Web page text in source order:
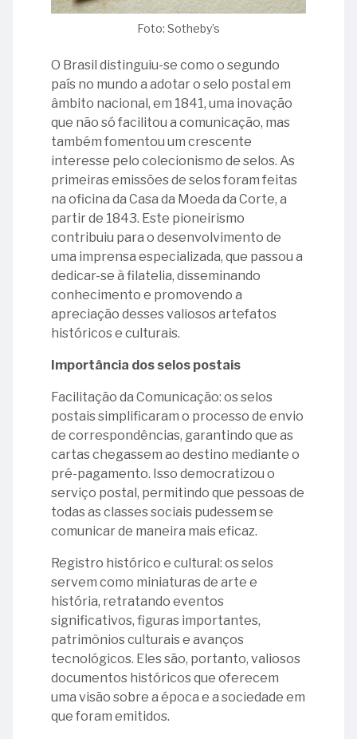
da
Silva
28
-
Ministro
Dídimo
Agapito
da
Veiga
Associação
do
Tribunal
de
Contas
da
União
-
ASTCU
22
-
A
Voz
do
Brasil:
anos
de
história
e
compromisso
com
a
comunicação
pública
23
-
Ministro
Ewald
Sizenando
Pinheiro
27
-
de
23
-
Dia
Internacional
da
Língua
de
Sinais
29
-
Doação
do
quadro
à
Presidência
-
Souza
Martins
04
-
Ministro
Ruben
Rosa
05
-
Constituição
da
República
Federativa
Brasil
08
-
TCU:
melhor
instituição
pública
para
trabalhar
11
-
Bandeira
do
Tribunal
de
Contas
Novembro
-
Ministro
Manoel
Francisco
Correia
05
-
Aniversário
de
Nascimento
de
Ruy
Barbosa
-
Inauguração
do
Espaço
Cultural
Marcantonio
Vilaça
07
Aniversário
de
Criação
do
Tribunal
de
Contas
da
União
Dezembro
13
-
Ministra
Élvia
Lordello
Castello
Branco
17
-
Aniversário
da
regulamentação
do
de
Contas
da
União
24
-
Ministro
Paladini
Ghisi
25
-
Ministro
Augusto
Tavares
de
Foto: Sotheby’s
O Brasil distinguiu-se como o segundo
país no mundo a adotar o selo postal em
âmbito nacional, em 1841, uma inovação
que não só facilitou a comunicação, mas
também fomentou um crescente
interesse pelo colecionismo de selos. As
primeiras emissões de selos foram feitas
na oficina da Casa da Moeda da Corte, a
partir de 1843. Este pioneirismo
contribuiu para o desenvolvimento de
uma imprensa especializada, que passou a
dedicar-se à filatelia, disseminando
conhecimento e promovendo a
apreciação desses valiosos artefatos
históricos e culturais.
Importância dos selos postais
Facilitação da Comunicação: os selos
postais simplificaram o processo de envio
de correspondências, garantindo que as
cartas chegassem ao destino mediante o
pré-pagamento. Isso democratizou o
serviço postal, permitindo que pessoas de
todas as classes sociais pudessem se
comunicar de maneira mais eficaz.
Registro histórico e cultural: os selos
servem como miniaturas de arte e
história, retratando eventos
significativos, figuras importantes,
patrimônios culturais e avanços
tecnológicos. Eles são, portanto, valiosos
documentos históricos que oferecem
uma visão sobre a época e a sociedade em
que foram emitidos.